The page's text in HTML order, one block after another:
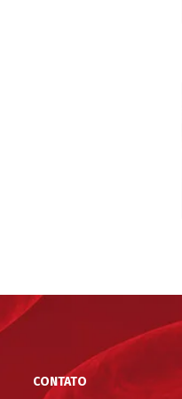
CONTATO